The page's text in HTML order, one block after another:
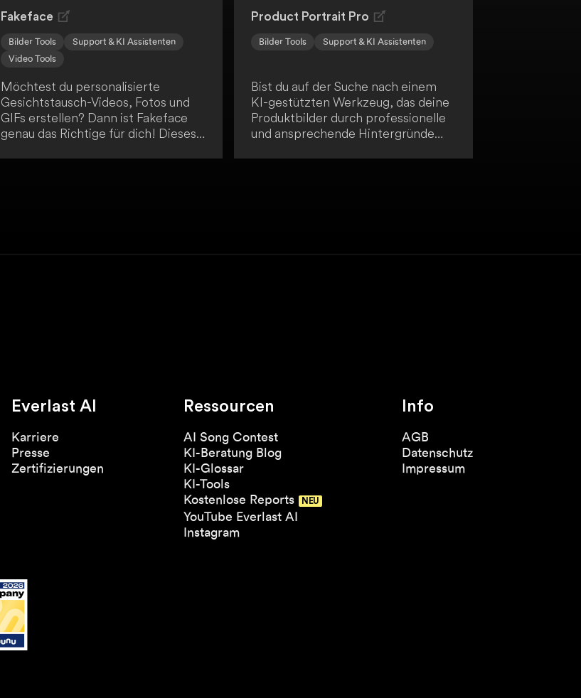
Fakeface
Bilder Tools
Support & KI Assistenten
Video Tools
Möchtest du personalisierte
Gesichtstausch-Videos, Fotos und
GIFs erstellen? Dann ist Fakeface
genau das Richtige für dich! Dieses
Product Portrait Pro
Bilder Tools Support & KI Assistenten
Bist du auf der Suche nach einem
KI-gestützten Werkzeug, das deine
Produktbilder durch professionelle
und ansprechende Hintergründe
Everlast AI
Karriere
Presse
Zertifizierungen
Ressourcen
AI Song Contest
KI-Beratung Blog
KI-Glossar
KI-Tools
Kostenlose Reports
YouTube Everlast AI
Instagram
Info
AGB
Datenschutz
Impressum